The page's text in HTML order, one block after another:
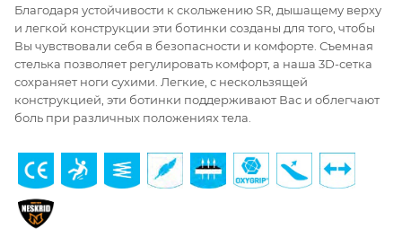
Благодаря устойчивости к скольжению SR, дышащему верху
и легкой конструкции эти ботинки созданы для того, чтобы
Вы чувствовали себя в безопасности и комфорте. Съемная
стелька позволяет регулировать комфорт, а наша 3D-сетка
сохраняет ноги сухими. Легкие, с нескользящей
конструкцией, эти ботинки поддерживают Вас и облегчают
боль при различных положениях тела.